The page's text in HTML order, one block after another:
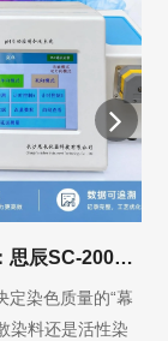
从"经验调液"到"智能控pH"：思辰SC-200A Max如何攻克染色色花难题
定染色质量的“幕
染料还是活性染